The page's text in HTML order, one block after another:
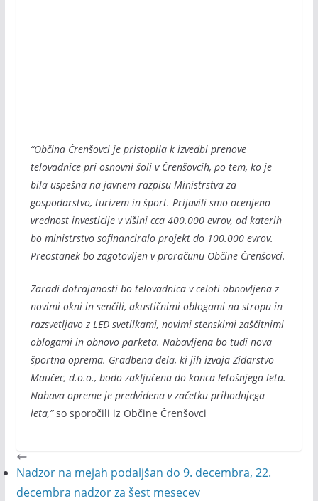
“Občina Črenšovci je pristopila k izvedbi prenove
telovadnice pri osnovni šoli v Črenšovcih, po tem, ko je
bila uspešna na javnem razpisu Ministrstva za
gospodarstvo, turizem in šport. Prijavili smo ocenjeno
vrednost investicije v višini cca 400.000 evrov, od katerih
bo ministrstvo sofinanciralo projekt do 100.000 evrov.
Preostanek bo zagotovljen v proračunu Občine Črenšovci.
Zaradi dotrajanosti bo telovadnica v celoti obnovljena z
novimi okni in senčili, akustičnimi oblogami na stropu in
razsvetljavo z LED svetilkami, novimi stenskimi zaščitnimi
oblogami in obnovo parketa. Nabavljena bo tudi nova
športna oprema. Gradbena dela, ki jih izvaja Zidarstvo
Maučec, d.o.o., bodo zaključena do konca letošnjega leta.
Nabava opreme je predvidena v začetku prihodnjega
leta,”so sporočili iz Občine Črenšovci
Nadzor na mejah podaljšan do 9. decembra, 22.
decembra nadzor za šest mesecev